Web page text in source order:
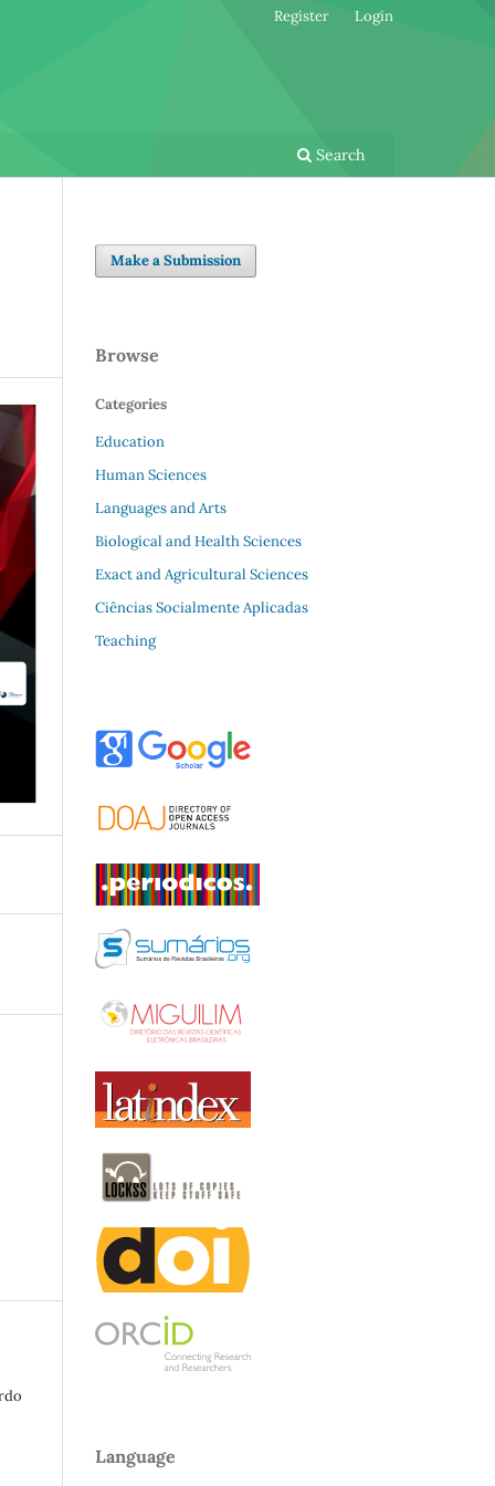
Search
Register Login
Make a Submission
Browse
Categories
Education
Human Sciences
Languages and Arts
Biological and Health Sciences
Exact and Agricultural Sciences
Ciências Socialmente Aplicadas
Teaching
Language